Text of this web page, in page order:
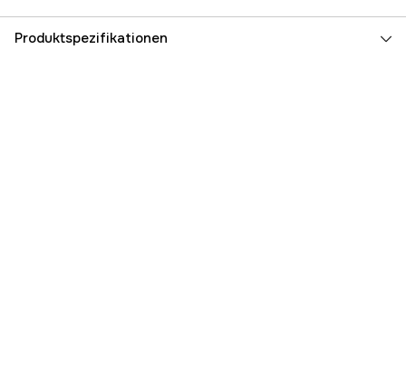
Produktspezifikationen